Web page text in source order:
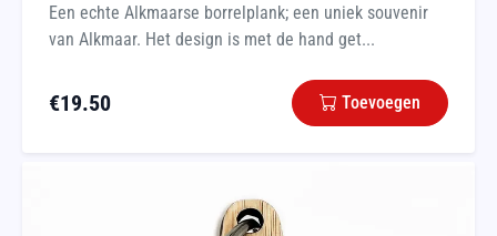
Een echte Alkmaarse borrelplank; een uniek souvenir
van Alkmaar. Het design is met de hand get...
€19.50 Toevoegen